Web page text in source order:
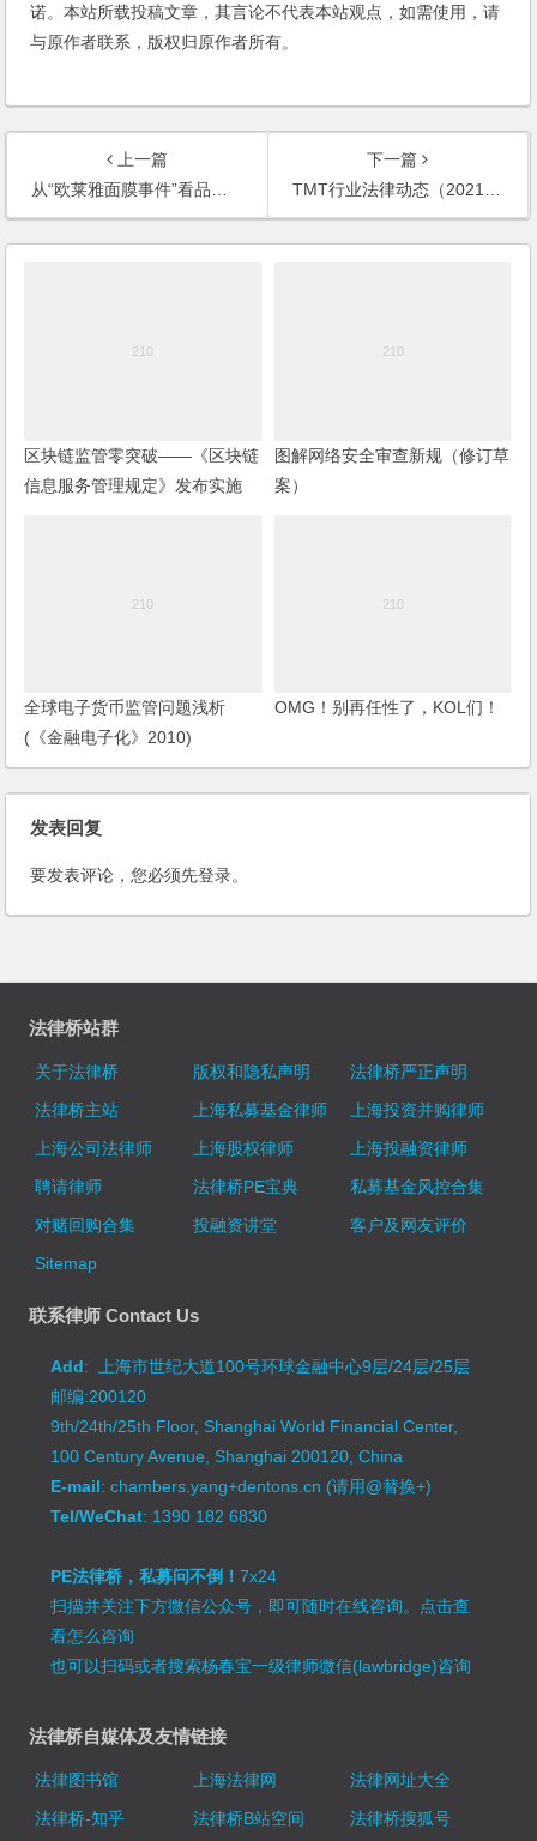
诺。本站所载投稿文章，其言论不代表本站观点，如需使用，请
与原作者联系，版权归原作者所有。
上一篇
从“欧莱雅面膜事件”看品牌方与网红主播的责任承担和实务建议
下一篇
TMT行业法律动态（2021年第四季度/总第18期）
区块链监管零突破——《区块链
信息服务管理规定》发布实施
图解网络安全审查新规（修订草
案）
全球电子货币监管问题浅析
(《金融电子化》2010)
OMG！别再任性了，KOL们！
发表回复
要发表评论，您必须先登录。
法律桥站群
关于法律桥 版权和隐私声明
法律桥严正声明
法律桥主站
上海私募基金律师
上海投资并购律师
上海公司法律师
上海股权律师
上海投融资律师
聘请律师
法律桥PE宝典
私募基金风控合集
对赌回购合集
投融资讲堂
客户及网友评价
Sitemap
联系律师 Contact Us
Add: 上海市世纪大道100号环球金融中心9层/24层/25层
邮编:200120
9th/24th/25th Floor, Shanghai World Financial Center,
100 Century Avenue, Shanghai 200120, China
E-mail: chambers.yang+dentons.cn (请用@替换+)
Tel/WeChat: 1390 182 6830
PE法律桥，私募问不倒！7x24
扫描并关注下方微信公众号，即可随时在线咨询。 点击查
看怎么咨询
也可以扫码或者搜索杨春宝一级律师微信(lawbridge)咨询
法律桥自媒体及友情链接
法律图书馆 上海法律网
法律网址大全
法律桥-知乎
法律桥B站空间
法律桥搜狐号